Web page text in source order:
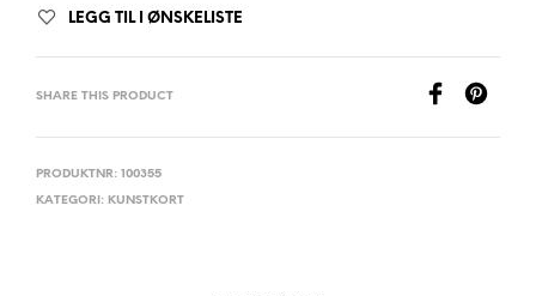
LEGG TIL I ØNSKELISTE
SHARE THIS PRODUCT
PRODUKTNR: 100355
KATEGORI: KUNSTKORT